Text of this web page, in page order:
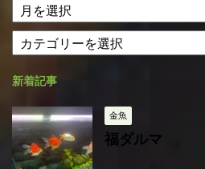
ア
ー
イ
テ
リ
ー
新着記事
金魚
福ダルマ